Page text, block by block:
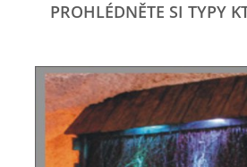
PROHLÉDNĚTE SI TYPY